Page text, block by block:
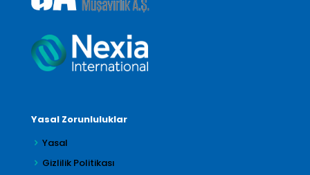
Yasal Zorunluluklar
Yasal
Gizlilik Politikası